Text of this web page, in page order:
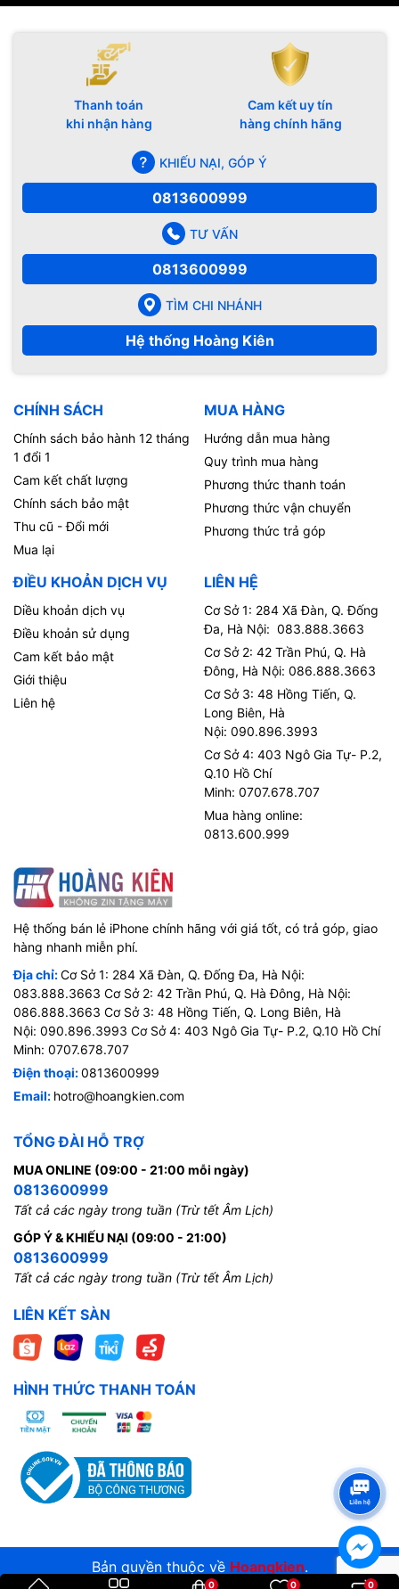
Thanh toán
khi nhận hàng
Cam kết uy tín
hàng chính hãng
KHIẾU NẠI, GÓP Ý
0813600999
TƯ VẤN
0813600999
TÌM CHI NHÁNH
Hệ thống Hoàng Kiên
CHÍNH SÁCH
Chính sách bảo hành 12 tháng
1 đổi 1
Cam kết chất lượng
Chính sách bảo mật
Thu cũ - Đổi mới
Mua lại
MUA HÀNG
Hướng dẫn mua hàng
Quy trình mua hàng
Phương thức thanh toán
Phương thức vận chuyển
Phương thức trả góp
ĐIỀU KHOẢN DỊCH VỤ
Diều khoản dịch vụ
Điều khoản sử dụng
Cam kết bảo mật
Giới thiệu
Liên hệ
LIÊN HỆ
Cơ Sở 1: 284 Xã Đàn, Q. Đống
Đa, Hà Nội: 083.888.3663
Cơ Sở 2: 42 Trần Phú, Q. Hà
Đông, Hà Nội: 086.888.3663
Cơ Sở 3: 48 Hồng Tiến, Q.
Long Biên, Hà
Nội: 090.896.3993
Cơ Sở 4: 403 Ngô Gia Tự- P.2,
Q.10 Hồ Chí
Minh: 0707.678.707
Mua hàng online:
0813.600.999
Hệ thống bán lẻ iPhone chính hãng với giá tốt, có trả góp, giao
hàng nhanh miễn phí.
Địa chỉ:Cơ Sở 1: 284 Xã Đàn, Q. Đống Đa, Hà Nội:
083.888.3663 Cơ Sở 2: 42 Trần Phú, Q. Hà Đông, Hà Nội:
086.888.3663 Cơ Sở 3: 48 Hồng Tiến, Q. Long Biên, Hà
Nội: 090.896.3993 Cơ Sở 4: 403 Ngô Gia Tự- P.2, Q.10 Hồ Chí
Minh: 0707.678.707
Điện thoại:0813600999
Email: hotro@hoangkien.com
TỔNG ĐÀI HỖ TRỢ
MUA ONLINE (09:00 - 21:00 mỗi ngày)
0813600999
Tất cả các ngày trong tuần (Trừ tết Âm Lịch)
GÓP Ý & KHIẾU NẠI (09:00 - 21:00)
0813600999
Tất cả các ngày trong tuần (Trừ tết Âm Lịch)
LIÊN KẾT SÀN
HÌNH THỨC THANH TOÁN
Bản quyền thuộc về Hoangkien.
0 0 0